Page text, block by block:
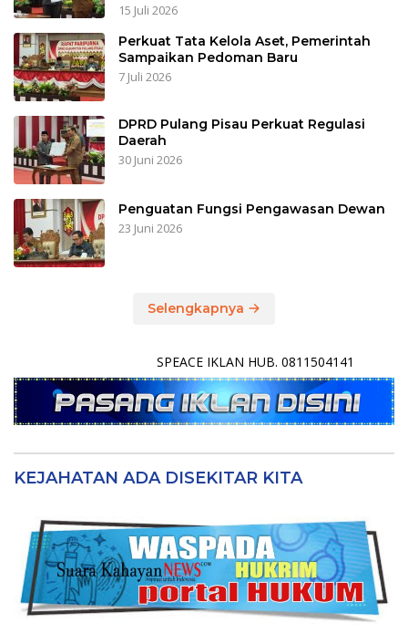
15 Juli 2026
Perkuat Tata Kelola Aset, Pemerintah
Sampaikan Pedoman Baru
7 Juli 2026
DPRD Pulang Pisau Perkuat Regulasi
Daerah
30 Juni 2026
Penguatan Fungsi Pengawasan Dewan
23 Juni 2026
Selengkapnya
SPEACE IKLAN HUB. 0811504141
KEJAHATAN ADA DISEKITAR KITA